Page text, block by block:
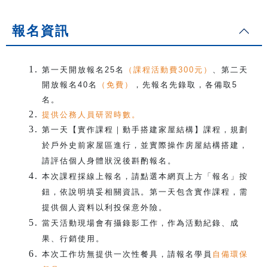
報名資訊
第一天開放報名25名 （課程活動費300元） 、第二天
開放報名40名
（免費）
，先報名先錄取，各備取5
名。
提供公務人員研習時數。
第一天【實作課程｜動手搭建家屋結構】課程，規劃
於戶外史前家屋區進行，並實際操作房屋結構搭建，
請評估個人身體狀況後斟酌報名。
本次課程採線上報名，請點選本網頁上方「報名」按
鈕，依說明填妥相關資訊。第一天包含實作課程，需
提供個人資料以利投保意外險。
當天活動現場會有攝錄影工作，作為活動紀錄、成
果、行銷使用。
本次工作坊無提供一次性餐具，請報名學員 自備環保